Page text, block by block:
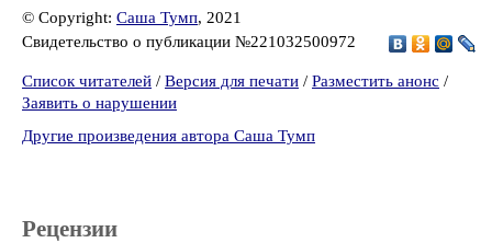
© Copyright: Саша Тумп, 2021
Свидетельство о публикации №221032500972
Список читателей / Версия для печати / Разместить анонс /
Заявить о нарушении
Другие произведения автора Саша Тумп
Рецензии